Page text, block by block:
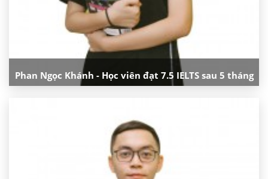
Phan Ngọc Khánh - Học viên đạt 7.5 IELTS sau 5 tháng